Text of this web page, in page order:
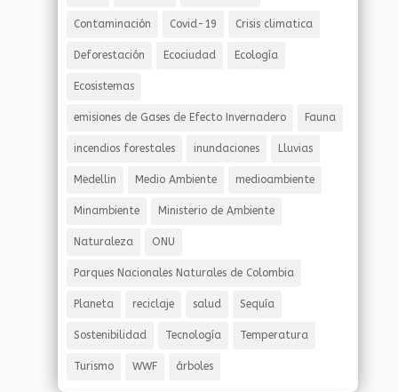
Contaminación Covid-19 Crisis climatica
Deforestación Ecociudad Ecología
Ecosistemas
emisiones de Gases de Efecto Invernadero Fauna
incendios forestales inundaciones Lluvias
Medellin Medio Ambiente medioambiente
Minambiente Ministerio de Ambiente
Naturaleza ONU
Parques Nacionales Naturales de Colombia
Planeta reciclaje salud Sequía
Sostenibilidad Tecnología Temperatura
Turismo WWF árboles